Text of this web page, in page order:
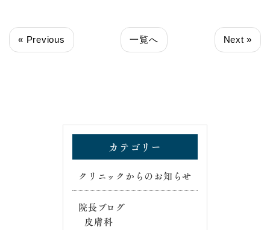
« Previous 一覧へ Next »
カテゴリー
クリニックからのお知らせ
院長ブログ
皮膚科